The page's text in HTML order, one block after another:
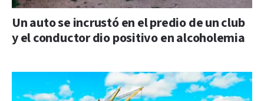
Un auto se incrustó en el predio de un club
y el conductor dio positivo en alcoholemia